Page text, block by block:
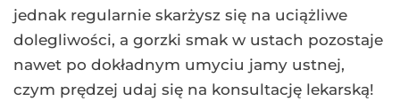
jednak regularnie skarżysz się na uciążliwe
dolegliwości, a gorzki smak w ustach pozostaje
nawet po dokładnym umyciu jamy ustnej,
czym prędzej udaj się na konsultację lekarską!